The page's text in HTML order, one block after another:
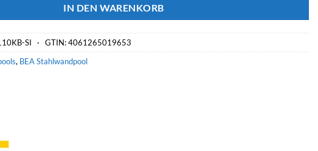
IN DEN WARENKORB
SI · GTIN: 4061265019653
, BEA Stahlwandpool